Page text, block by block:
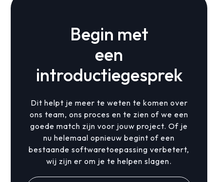
Begin met
een
introductiegesprek
Dit helpt je meer te weten te komen over
ons team, ons proces en te zien of we een
goede match zijn voor jouw project. Of je
nu helemaal opnieuw begint of een
bestaande softwaretoepassing verbetert,
wij zijn er om je te helpen slagen.